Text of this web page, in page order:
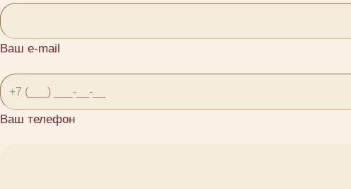
Ваш e-mail
Ваш телефон